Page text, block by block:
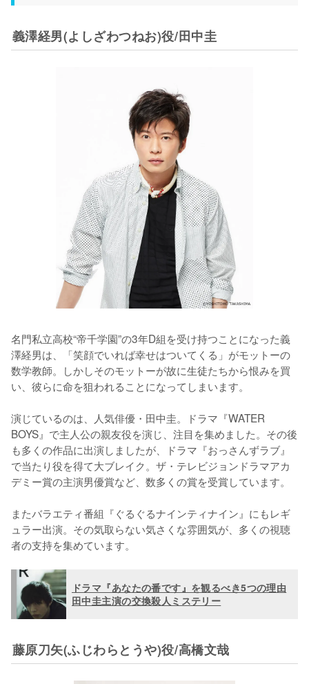
義澤経男(よしざわつねお)役/田中圭
名門私立高校“帝千学園”の3年D組を受け持つことになった義
澤経男は、「笑顔でいれば幸せはついてくる」がモットーの
数学教師。しかしそのモットーが故に生徒たちから恨みを買
い、彼らに命を狙われることになってしまいます。
演じているのは、人気俳優・田中圭。ドラマ『WATER
BOYS』で主人公の親友役を演じ、注目を集めました。その後
も多くの作品に出演しましたが、ドラマ『おっさんずラブ』
で当たり役を得て大ブレイク。ザ・テレビジョンドラマアカ
デミー賞の主演男優賞など、数多くの賞を受賞しています。
またバラエティ番組『ぐるぐるナインティナイン』にもレギ
ュラー出演。その気取らない気さくな雰囲気が、多くの視聴
者の支持を集めています。
ドラマ『あなたの番です』を観るべき5つの理由
田中圭主演の交換殺人ミステリー
藤原刀矢(ふじわらとうや)役/高橋文哉